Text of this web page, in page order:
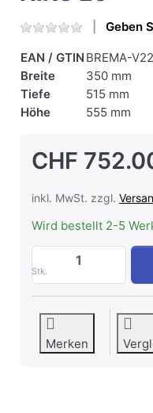
Geben
EAN / GTIN BREMA-
Breite
350 mm
Tiefe
515 mm
Höhe
555 mm
CHF
inkl. MwSt. zzgl.
Wird bestellt 2-5
Stk.
Merken